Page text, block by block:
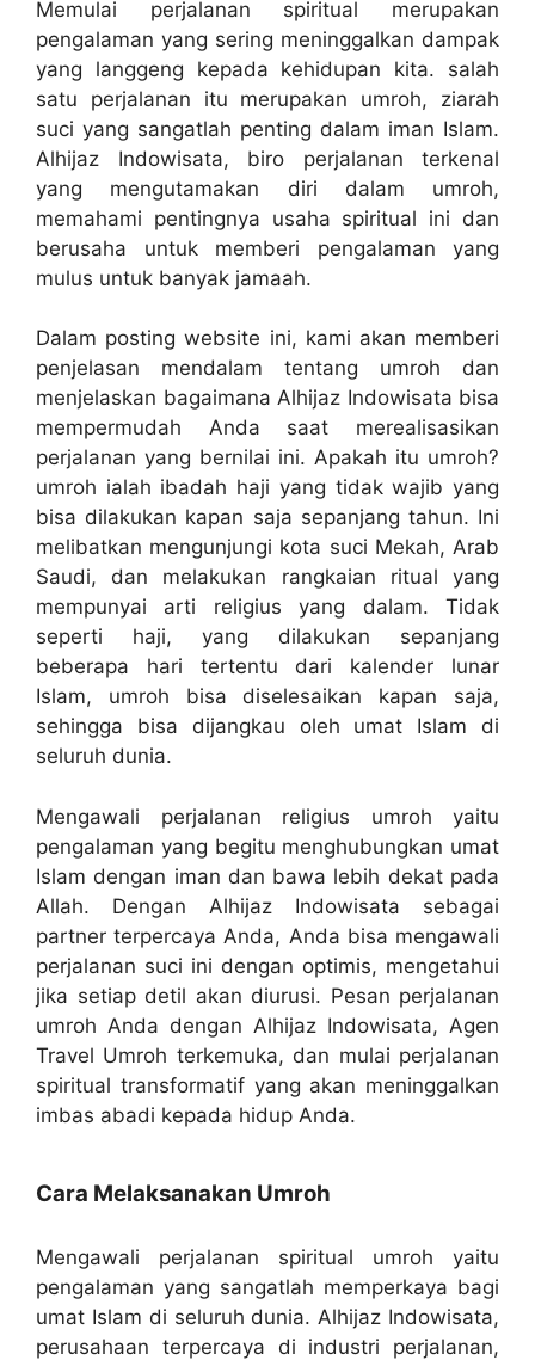
Memulai perjalanan spiritual merupakan
pengalaman yang sering meninggalkan dampak
yang langgeng kepada kehidupan kita. salah
satu perjalanan itu merupakan umroh, ziarah
suci yang sangatlah penting dalam iman Islam.
Alhijaz Indowisata, biro perjalanan terkenal
yang mengutamakan diri dalam umroh,
memahami pentingnya usaha spiritual ini dan
berusaha untuk memberi pengalaman yang
mulus untuk banyak jamaah.
Dalam posting website ini, kami akan memberi
penjelasan mendalam tentang umroh dan
menjelaskan bagaimana Alhijaz Indowisata bisa
mempermudah Anda saat merealisasikan
perjalanan yang bernilai ini. Apakah itu umroh?
umroh ialah ibadah haji yang tidak wajib yang
bisa dilakukan kapan saja sepanjang tahun. Ini
melibatkan mengunjungi kota suci Mekah, Arab
Saudi, dan melakukan rangkaian ritual yang
mempunyai arti religius yang dalam. Tidak
seperti haji, yang dilakukan sepanjang
beberapa hari tertentu dari kalender lunar
Islam, umroh bisa diselesaikan kapan saja,
sehingga bisa dijangkau oleh umat Islam di
seluruh dunia.
Mengawali perjalanan religius umroh yaitu
pengalaman yang begitu menghubungkan umat
Islam dengan iman dan bawa lebih dekat pada
Allah. Dengan Alhijaz Indowisata sebagai
partner terpercaya Anda, Anda bisa mengawali
perjalanan suci ini dengan optimis, mengetahui
jika setiap detil akan diurusi. Pesan perjalanan
umroh Anda dengan Alhijaz Indowisata, Agen
Travel Umroh terkemuka, dan mulai perjalanan
spiritual transformatif yang akan meninggalkan
imbas abadi kepada hidup Anda.
Cara Melaksanakan Umroh
Mengawali perjalanan spiritual umroh yaitu
pengalaman yang sangatlah memperkaya bagi
umat Islam di seluruh dunia. Alhijaz Indowisata,
perusahaan terpercaya di industri perjalanan,